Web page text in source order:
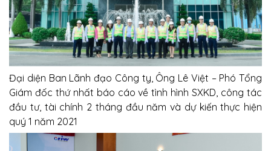
Đại diện Ban Lãnh đạo Công ty, Ông Lê Việt – Phó Tổng
Giám đốc thứ nhất báo cáo về tình hình SXKD, công tác
đầu tư, tài chính 2 tháng đầu năm và dự kiến thực hiện
quý 1 năm 2021